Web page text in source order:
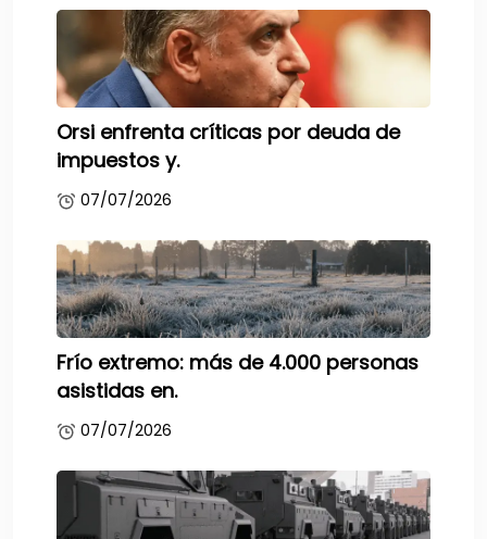
Orsi enfrenta críticas por deuda de
impuestos y.
07/07/2026
Frío extremo: más de 4.000 personas
asistidas en.
07/07/2026